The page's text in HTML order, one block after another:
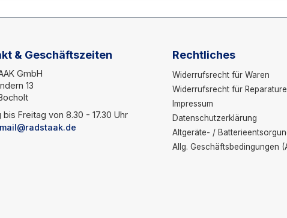
& Geschäftszeiten
GmbH
13
bis Freitag von 8.30 - 17.30 Uhr
mail@radstaak.de
Rechtliches
Widerrufsrecht für Waren
Widerrufsrecht für
Impressum
Datenschutzerklärung
Altgeräte- /
Allg. Geschäftsbedingungen